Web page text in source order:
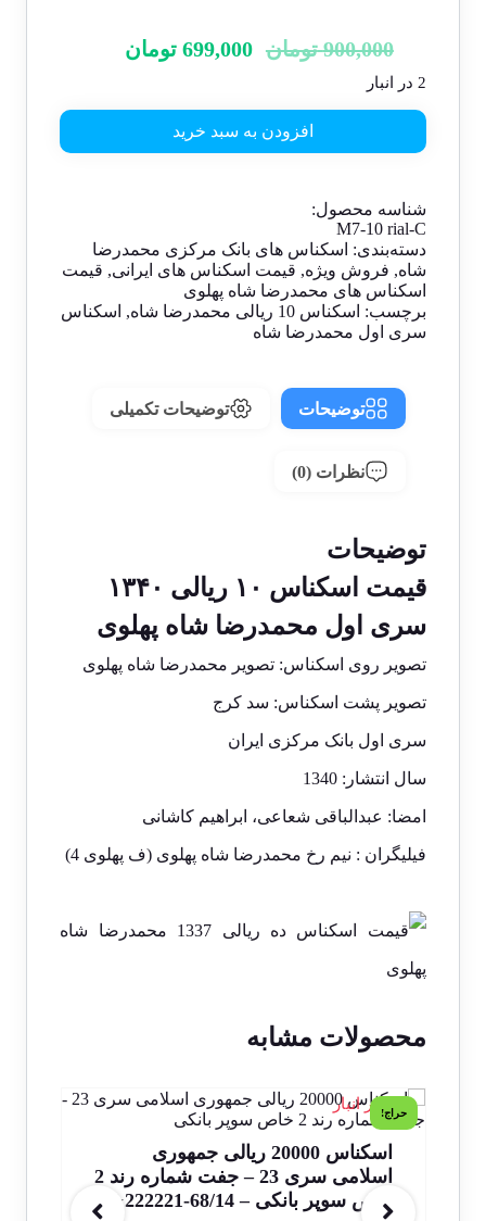
900,000 تومان 699,000 تومان
2 در انبار
افزودن به سبد خرید
شناسه محصول:
M7-10 rial-C
دسته‌بندی: اسکناس های بانک مرکزی محمدرضا
شاه, فروش ویژه, قیمت اسکناس های ایرانی, قیمت
اسکناس های محمدرضا شاه پهلوی
برچسب: اسکناس 10 ریالی محمدرضا شاه , اسکناس
سری اول محمدرضا شاه
توضیحات توضیحات تکمیلی
نظرات (0)
توضیحات
قیمت اسکناس ۱۰ ریالی ۱۳۴۰
سری اول محمدرضا شاه پهلوی
تصویر روی اسکناس: تصویر محمدرضا شاه پهلوی
تصویر پشت اسکناس: سد کرج
سری اول بانک مرکزی ایران
سال انتشار: 1340
امضا: عبدالباقی شعاعی، ابراهیم کاشانی
فیلیگران : نیم رخ محمدرضا شاه پهلوی (ف پهلوی 4)
محصولات مشابه
حراج!
اسکناس 20000 ریالی جمهوری
اسلامی سری 23 – جفت شماره رند 2
خاص سوپر بانکی – 68/14-222221&2